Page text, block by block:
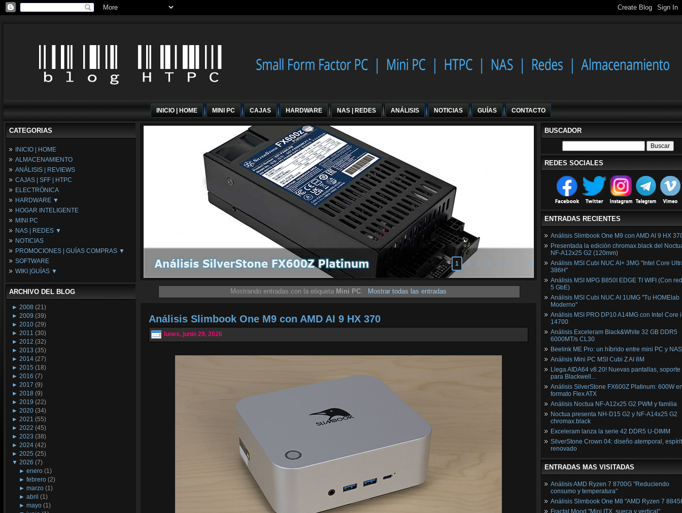
INICIO | HOME MINI PC CAJAS HARDWARE NAS | REDES ANÁLISIS NOTICIAS GUÍAS CONTACTO
CATEGORIAS
INICIO | HOME
ALMACENAMIENTO
ANÁLISIS | REVIEWS
CAJAS | SFF | HTPC
ELECTRÓNICA
HARDWARE ▼
Fuentes de Alimentación
Memória RAM
Placas Base
Procesadores
Periféricos
Refrigeración
Tarjetas Gráficas
HOGAR INTELIGENTE
MINI PC
NAS | REDES ▼
NAS
Espacio Synology
Redes
NOTICIAS
PROMOCIONES | GUÍAS COMPRAS ▼
Configuraciones Ordenadores
Guías de Compras
SOFTWARE
WIKI |GUÍAS ▼
Wikipedia
ARCHIVO DEL BLOG
► 2008 (21)
► 2009 (39)
► 2010 (29)
► 2011 (30)
► 2012 (32)
► 2013 (35)
► 2014 (27)
► 2015 (18)
► 2016 (7)
► 2017 (9)
► 2018 (9)
► 2019 (22)
► 2020 (34)
► 2021 (55)
► 2022 (45)
► 2023 (38)
► 2024 (42)
► 2025 (25)
▼ 2026 (7)
►enero (1)
►febrero (2)
►marzo (1)
►abril (1)
►mayo (1)
1 2 3 4 5 6 7 8
Mostrando entradas con la etiqueta Mini PC Mostrar todas las entradas
Análisis Slimbook One M9 con AMD AI 9 HX 370
lunes, junio 29, 2026
BUSCADOR
REDES SOCIALES
ENTRADAS RECIENTES
Análisis Slimbook One M9 con AMD AI 9 HX
Presentada la edición chromax.black del
NF‑A12x25 G2 (120mm)
Análisis MSI Cubi NUC AI+ 3MG "Intel Core
386H"
Análisis MSI MPG B850I EDGE TI WIFI (Con
5 GbE)
Análisis MSI Cubi NUC AI 1UMG "Tu HOMElab
Moderno"
Análisis MSI PRO DP10 A14MG con Intel Core
14700
Análisis Exceleram Black&White 32 GB DDR5
6000MT/s CL30
Beelink ME Pro: un híbrido entre mini PC y NAS
Análisis Mini PC MSI Cubi Z AI 8M
Llega AIDA64 v8.20! Nuevas pantallas, soporte
para Blackwell...
Análisis SilverStone FX600Z Platinum: 600W
formato Flex ATX
Análisis Noctua NF-A12x25 G2 PWM y familia
Noctua presenta NH-D15 G2 y NF-A14x25 G2
chromax.black
Exceleram lanza la serie 42 DDR5 U-DIMM
SilverStone Crown 04: diseño atemporal,
renovado
ENTRADAS MAS VISITADAS
Análisis AMD Ryzen 7 8700G "Reduciendo
consumo y temperatura"
Análisis Slimbook One M8 "AMD Ryzen 7
Fractal Mood "Mini ITX, sueca y vertical"